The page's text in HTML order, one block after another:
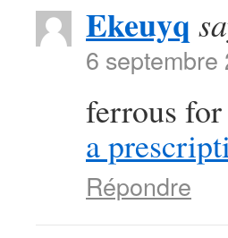
Ekeuyq
6 septembre
ferrous
a
Répondre